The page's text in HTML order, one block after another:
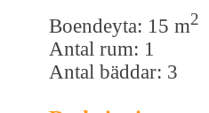
Boendeyta: 15 m2
Antal rum: 1
Antal bäddar: 3